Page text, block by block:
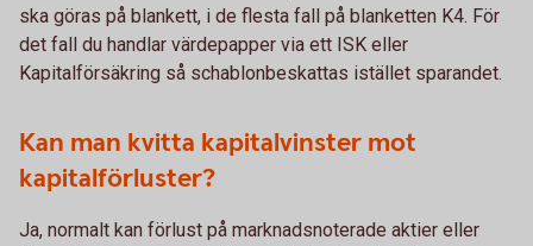
ska göras på blankett, i de flesta fall på blanketten K4. För
det fall du handlar värdepapper via ett ISK eller
Kapitalförsäkring så schablonbeskattas istället sparandet.
Kan man kvitta kapitalvinster mot
kapitalförluster?
Ja, normalt kan förlust på marknadsnoterade aktier eller